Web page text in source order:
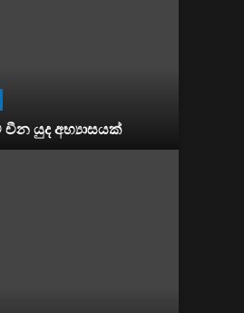
චීන යුද අභ්‍යාසයක්